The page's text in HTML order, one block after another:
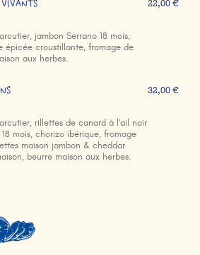
jambon Serrano 18 mois,
croustillante, fromage de
aux herbes.
22,00 €
rillettes de canard à l'ail noir
mois, chorizo ibérique, fromage
maison jambon & cheddar
beurre maison aux herbes.
32,00 €